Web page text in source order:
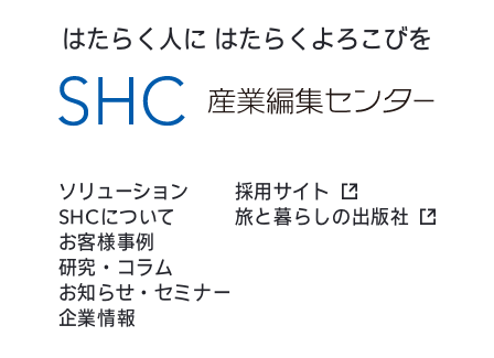
はたらく人に はたらくよろこびを
ソリューション
SHCについて
お客様事例
研究・コラム
お知らせ・セミナー
企業情報
採用サイト
旅と暮らしの出版社